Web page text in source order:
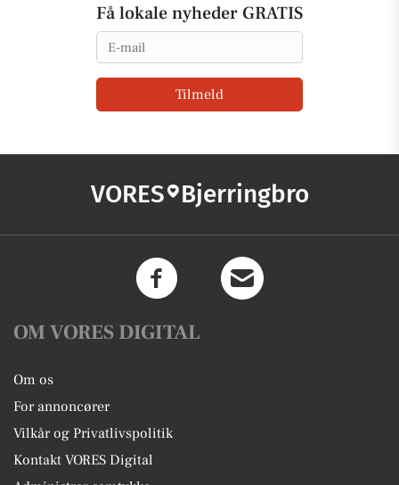
Få lokale nyheder GRATIS
Email
Tilmeld
VORES Bjerringbro
OM VORES DIGITAL
Om os
For annoncører
Vilkår og Privatlivspolitik
Kontakt VORES Digital